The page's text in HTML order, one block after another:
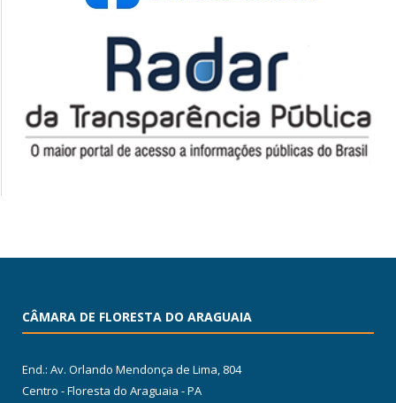
CÂMARA DE FLORESTA DO ARAGUAIA
End.: Av. Orlando Mendonça de Lima, 804
Centro - Floresta do Araguaia - PA